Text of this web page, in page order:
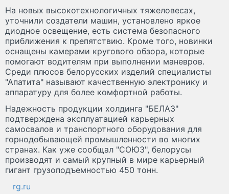
На новых высокотехнологичных тяжеловесах,
уточнили создатели машин, установлено яркое
диодное освещение, есть система безопасного
приближения к препятствию. Кроме того, новинки
оснащены камерами кругового обзора, которые
помогают водителям при выполнении маневров.
Среди плюсов белорусских изделий специалисты
"Апатита" называют качественную электронику и
аппаратуру для более комфортной работы.
Надежность продукции холдинга "БЕЛАЗ"
подтверждена эксплуатацией карьерных
самосвалов и транспортного оборудования для
горнодобывающей промышленности во многих
странах. Как уже сообщал "СОЮЗ", белорусы
производят и самый крупный в мире карьерный
гигант грузоподъемностью 450 тонн.
rg.ru